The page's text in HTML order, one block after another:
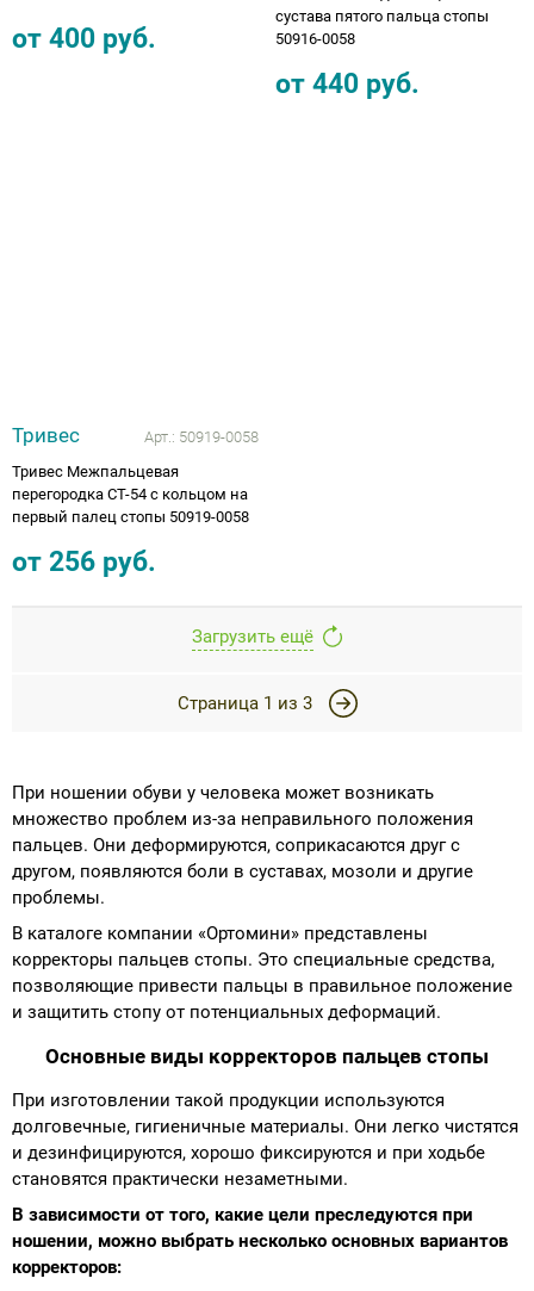
от 400 руб.
сустава пятого пальца стопы
50916-0058
от 440 руб.
Тривес Арт.: 50919-0058
Тривес Межпальцевая
перегородка СТ-54 с кольцом на
первый палец стопы 50919-0058
от 256 руб.
Загрузить ещё
Страница 1 из 3
При ношении обуви у человека может возникать
множество проблем из-за неправильного положения
пальцев. Они деформируются, соприкасаются друг с
другом, появляются боли в суставах, мозоли и другие
проблемы.
В каталоге компании «Ортомини» представлены
корректоры пальцев стопы. Это специальные средства,
позволяющие привести пальцы в правильное положение
и защитить стопу от потенциальных деформаций.
Основные виды корректоров пальцев стопы
При изготовлении такой продукции используются
долговечные, гигиеничные материалы. Они легко чистятся
и дезинфицируются, хорошо фиксируются и при ходьбе
становятся практически незаметными.
В зависимости от того, какие цели преследуются при
ношении, можно выбрать несколько основных вариантов
корректоров: